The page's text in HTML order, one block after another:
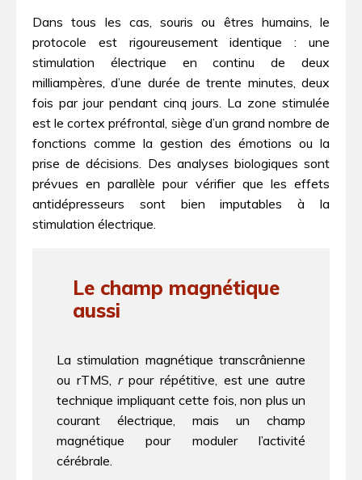
Dans tous les cas, souris ou êtres humains, le
protocole est rigoureusement identique : une
stimulation électrique en continu de deux
milliampères, d’une durée de trente minutes, deux
fois par jour pendant cinq jours. La zone stimulée
est le cortex préfrontal, siège d’un grand nombre de
fonctions comme la gestion des émotions ou la
prise de décisions. Des analyses biologiques sont
prévues en parallèle pour vérifier que les effets
antidépresseurs sont bien imputables à la
stimulation électrique.
Le champ magnétique
aussi
La stimulation magnétique transcrânienne
ou rTMS, rpour répétitive, est une autre
technique impliquant cette fois, non plus un
courant électrique, mais un champ
magnétique pour moduler l’activité
cérébrale.